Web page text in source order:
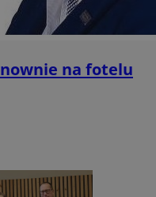
na fotelu